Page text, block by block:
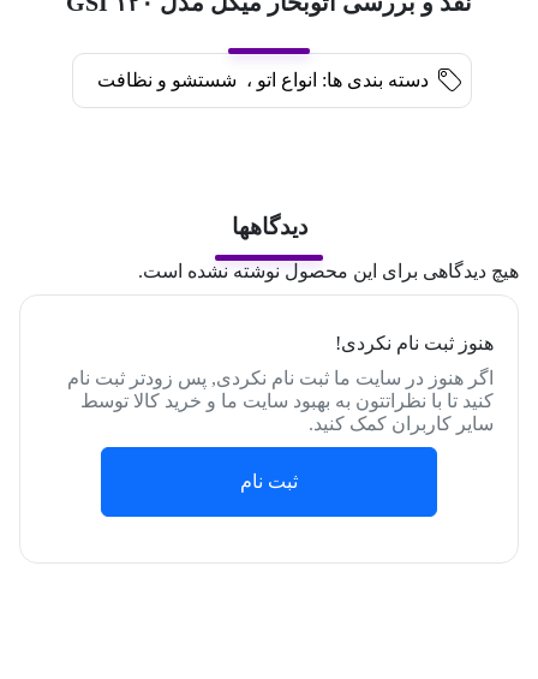
دسته بندی ها: انواع اتو ، شستشو و نظافت
دیدگاهها
هیچ دیدگاهی برای این محصول نوشته نشده است.
هنوز ثبت نام نکردی!
اگر هنوز در سایت ما ثبت نام نکردی, پس زودتر ثبت نام
کنید تا با نظراتتون به بهبود سایت ما و خرید کالا توسط
سایر کاربران کمک کنید.
ثبت نام